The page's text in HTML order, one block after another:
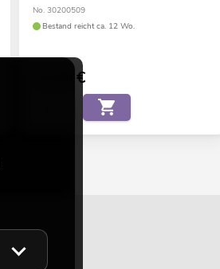
No. 30200509
Bestand reicht ca. 12 Wo.
€